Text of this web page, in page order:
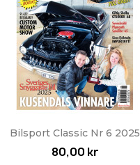
Snabbvy
Bilsport Classic Nr 6 2025
80,00 kr